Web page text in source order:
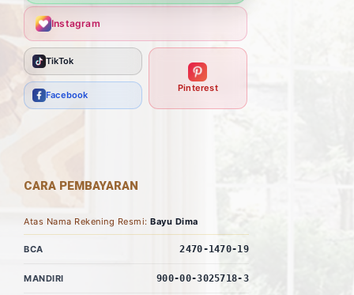
Instagram
TikTok
Facebook
Pinterest
CARA PEMBAYARAN
Atas Nama Rekening Resmi: Bayu Dima
BCA 2470-1470-19
MANDIRI 900-00-3025718-3